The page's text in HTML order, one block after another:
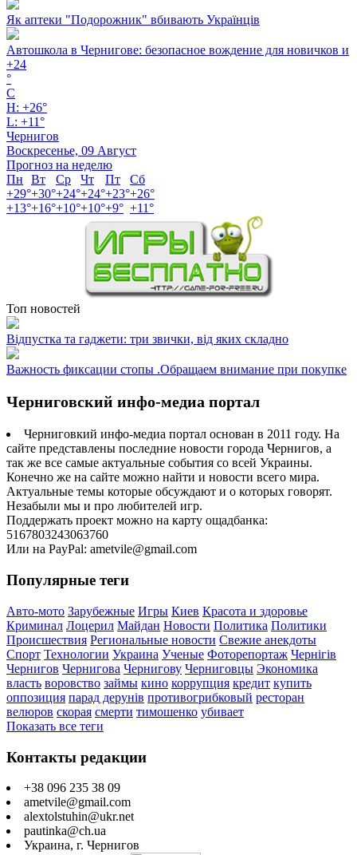
Як аптеки "Подорожник" вбивають Українців
Автошкола в Чернигове: безопасное вождение для новичков и
+24
°
C
H: +26°
L: +11°
Чернигов
Воскресенье, 09 Август
Прогноз на неделю
Пн
Вт Ср Чт Пт
Сб
+29°+30°+24°+24°+23°+26°
+13°+16°+10°+10°+9° +11°
Топ новостей
Відпустка та гаджети: три звички, від яких складно
Важность фиксации стопы .Обращаем внимание при покупке
Черниговский инфо-медиа портал
Черниговкий инфо-медиа портал основан в 2011 году. На
сайте представлены последние новости города Чернигов, а
так же все самые актуальные события со всей Украины.
Конечно же на сайте можно найти и новости всего мира.
Актуальные темы которые обсуждают и о которых говорят.
Незабыли мы и про любителей игр.
Поддержать проект можно на карту ощадбанка:
5167803243063760
Или на PayPal: ametvile@gmail.com
Популярные теги
Авто-мото Зарубежные Игры Киев Красота и здоровье
Криминал Лоцерил Майдан Новости Политика Политики
Происшествия Региональные новости Свежие анекдоты
Спорт Технологии Украина Ученые Фоторепортаж Чернігів
Чернигов Чернигова Чернигову Черниговцы Экономика
власть воровство займы кино коррупция кредит купить
оппозиция парад дерунів противогрибковый ресторан
велюров скорая смерти тимошенко убивает
Показать все теги
Контакты редакции
+38 096 235 38 09
ametvile@gmail.com
alextolstuhin@ukr.net
pautinka@ch.ua
Украина, г. Чернигов